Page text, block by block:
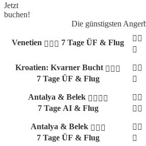
Jetzt
buchen!
Die günstigsten
Venetien 7 Tage ÜF & Flug
Kroatien: Kvarner Bucht
7 Tage ÜF & Flug
Antalya & Belek
7 Tage AI & Flug
Antalya & Belek
7 Tage ÜF & Flug